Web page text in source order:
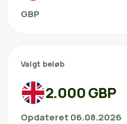
GBP
Valgt beløb
2.000 GBP
Opdateret 06.08.2026